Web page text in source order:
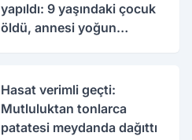
yapıldı: 9 yaşındaki çocuk
öldü, annesi yoğun
Hasat verimli geçti:
Mutluluktan tonlarca
patatesi meydanda dağıttı